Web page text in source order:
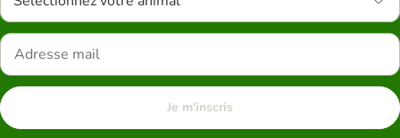
Je m'inscris